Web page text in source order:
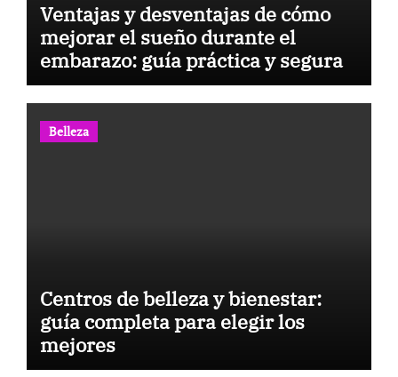
Ventajas y desventajas de cómo
mejorar el sueño durante el
embarazo: guía práctica y segura
Belleza
Centros de belleza y bienestar:
guía completa para elegir los
mejores